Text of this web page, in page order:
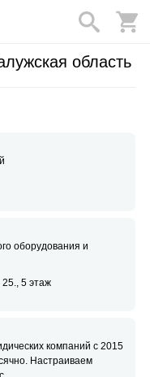
область
оборудования и
25., 5 этаж
компаний с 2015
Настраиваем